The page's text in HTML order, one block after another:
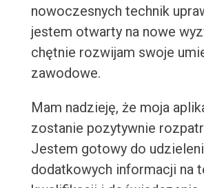
nowoczesnych technik
jestem otwarty na nowe
chętnie rozwijam swoje
zawodowe.
Mam nadzieję, że moja
zostanie pozytywnie
Jestem gotowy do
dodatkowych informacji na